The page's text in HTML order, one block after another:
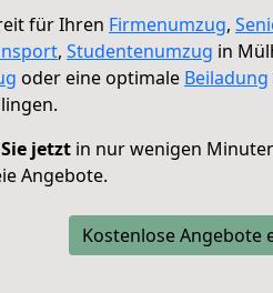
für Ihren Firmenumzug,
, Studentenumzug in
oder eine optimale Beiladung
jetzt in nur wenigen
Angebote.
Kostenlose Angebote